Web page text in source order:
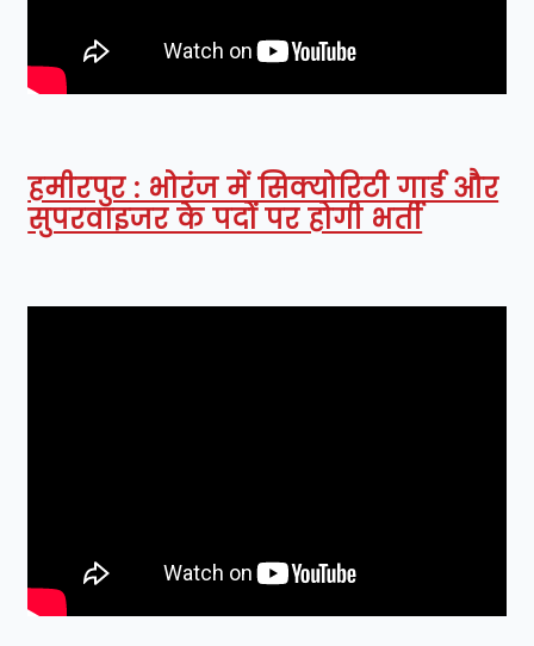
हमीरपुर : भोरंज में सिक्योरिटी गार्ड और
सुपरवाइजर के पदों पर होगी भर्ती